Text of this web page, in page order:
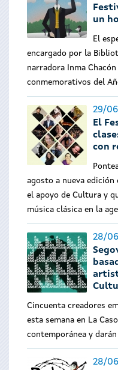
un
El
encargado por la
narradora Inma
conmemorativos del
29/
El
con
agosto a nueva
el apoyo de Cultura y
música clásica en la
28/
Cincuenta creadores
esta semana en La
contemporánea y
28/